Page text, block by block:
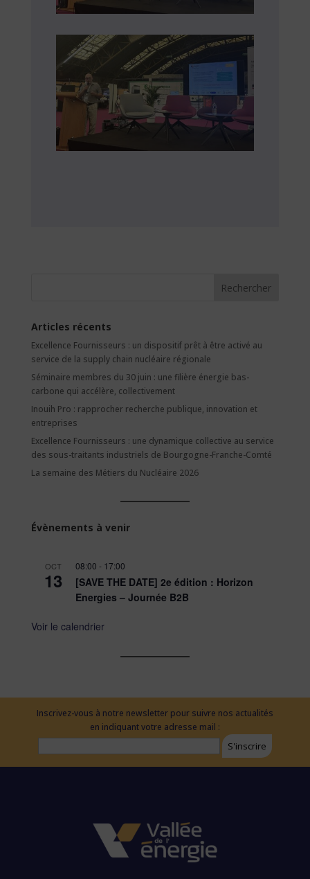
Rechercher
Articles récents
Excellence Fournisseurs : un dispositif prêt à être activé au
service de la supply chain nucléaire régionale
Séminaire membres du 30 juin : une filière énergie bas-
carbone qui accélère, collectivement
Inouih Pro : rapprocher recherche publique, innovation et
entreprises
Excellence Fournisseurs : une dynamique collective au service
des sous-traitants industriels de Bourgogne-Franche-Comté
La semaine des Métiers du Nucléaire 2026
Évènements à venir
OCT
13
08:00 - 17:00
[SAVE THE DATE] 2e édition : Horizon
Energies – Journée B2B
Voir le calendrier
Inscrivez-vous à notre newsletter pour suivre nos actualités
en indiquant votre adresse mail :